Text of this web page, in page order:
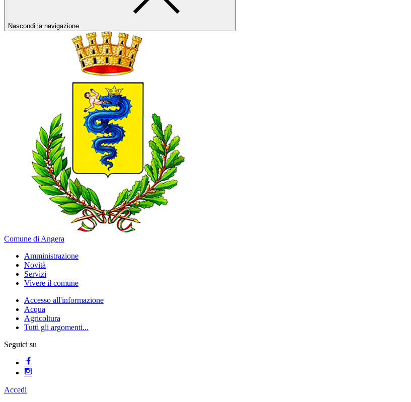
Nascondi la navigazione
Comune di Angera
Amministrazione
Novità
Servizi
Vivere il comune
Accesso all'informazione
Acqua
Agricoltura
Tutti gli argomenti...
Seguici su
Accedi